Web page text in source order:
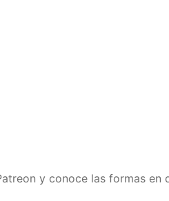
y conoce las formas en